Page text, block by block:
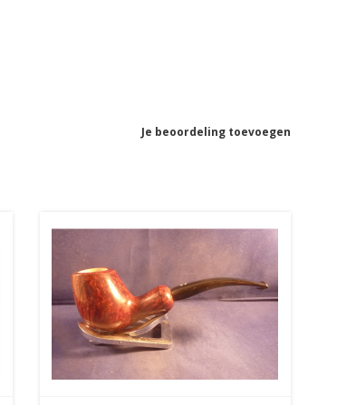
Je beoordeling toevoegen